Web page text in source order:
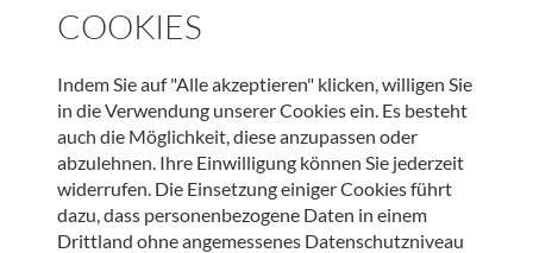
WEITERE BEITRÄGE DIESER KATEGORIE
HOSPIZ TIROL
Hospiz Newsletter – Palliativambulanz
COOKIES
Indem Sie auf "Alle akzeptieren" klicken, willigen Sie
in die Verwendung unserer Cookies ein. Es besteht
auch die Möglichkeit, diese anzupassen oder
abzulehnen. Ihre Einwilligung können Sie jederzeit
widerrufen. Die Einsetzung einiger Cookies führt
dazu, dass personenbezogene Daten in einem
Drittland ohne angemessenes Datenschutzniveau